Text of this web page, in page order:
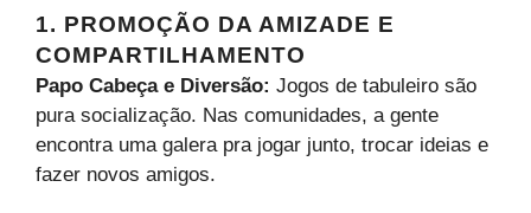
1. PROMOÇÃO DA AMIZADE E
COMPARTILHAMENTO
Papo Cabeça e Diversão: Jogos de tabuleiro são
pura socialização. Nas comunidades, a gente
encontra uma galera pra jogar junto, trocar ideias e
fazer novos amigos.